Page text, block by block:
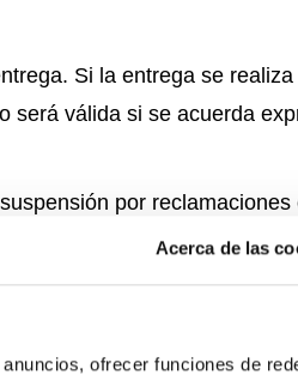
Acerca de las
ofrecer funciones de
Si la entrega se
será válida si se acuerda
por
para el pago, el
mes o parte del mismo. El
se fijan en el 15% del